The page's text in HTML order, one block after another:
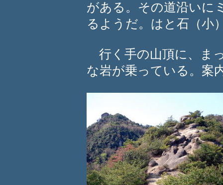
がある。その道沿いに
るようだ。はと石（小
行く手の山頂に、ま
な岩が乗っている。案